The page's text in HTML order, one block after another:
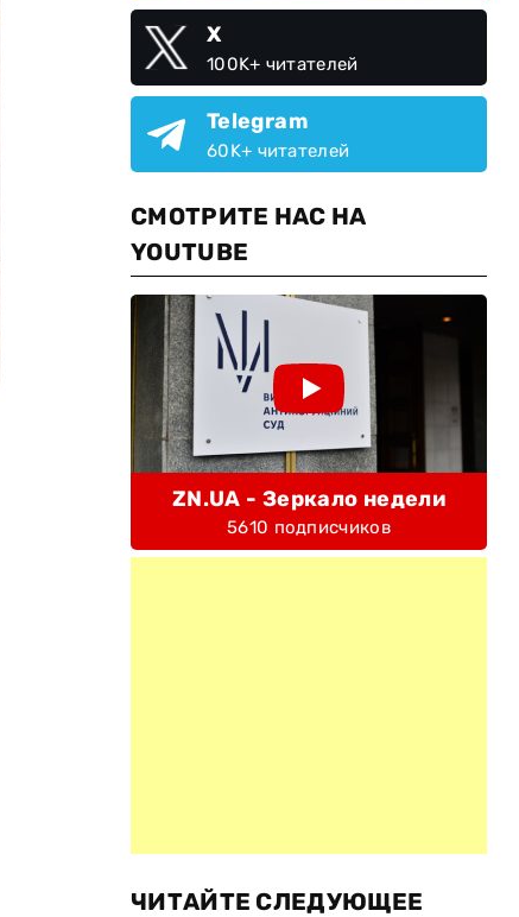
X
100K+ читателей
Telegram
60K+ читателей
СМОТРИТЕ НАС НА
YOUTUBE
ZN.UA - Зеркало недели
5610 подписчиков
ЧИТАЙТЕ СЛЕДУЮЩЕЕ